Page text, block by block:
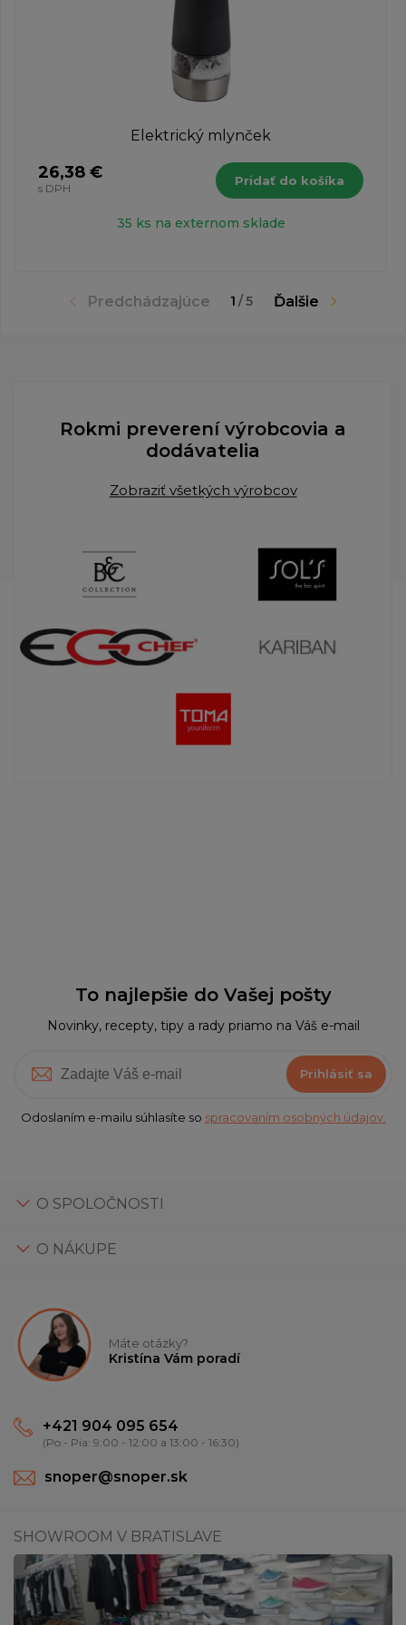
Predchádzajúce 1 /5 Ďalšie
Elektrický mlynček
26,38 €
s DPH
Pridať do košíka
35 ks na externom sklade
Rokmi preverení výrobcovia a
dodávatelia
Zobraziť všetkých výrobcov
To najlepšie do Vašej pošty
Novinky, recepty, tipy a rady priamo na Váš e-mail
Prihlásiť sa
Odoslaním e-mailu súhlasíte so spracovaním osobných údajov.
O SPOLOČNOSTI
O NÁKUPE
Máte otázky?
Kristína Vám poradí
+421 904 095 654
(Po - Pia: 9:00 - 12:00 a 13:00 - 16:30)
snoper@snoper.sk
SHOWROOM V BRATISLAVE